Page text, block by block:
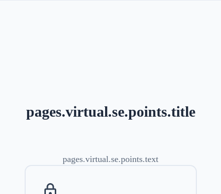
pages.virtual.se.points.title
pages.virtual.se.points.text